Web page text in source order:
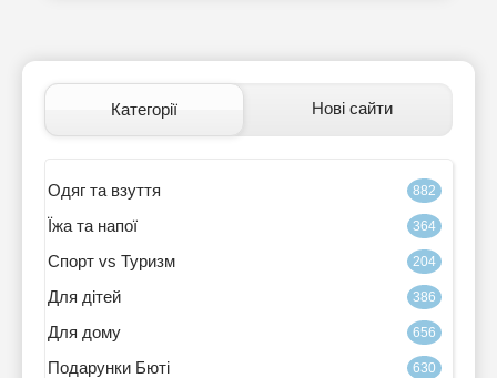
Категорії Нові сайти
Одяг та взуття 882
Їжа та напої 364
Спорт vs Туризм 204
Для дітей 386
Для дому 656
Подарунки Бюті 630